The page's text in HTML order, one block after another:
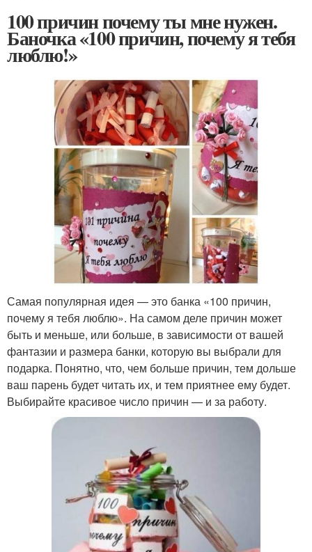
100 причин почему ты мне нужен.
Баночка «100 причин, почему я тебя
люблю!»
Самая популярная идея — это банка «100 причин,
почему я тебя люблю». На самом деле причин может
быть и меньше, или больше, в зависимости от вашей
фантазии и размера банки, которую вы выбрали для
подарка. Понятно, что, чем больше причин, тем дольше
ваш парень будет читать их, и тем приятнее ему будет.
Выбирайте красивое число причин — и за работу.